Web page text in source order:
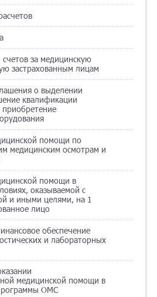
за медицинскую
застрахованным лицам
о выделении
квалификации
помощи по
медицинским осмотрам и
помощи в
оказываемой с
и иными целями, на 1
лицо
обеспечение
и лабораторных
медицинской помощи в
ОМС